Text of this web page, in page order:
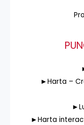
►Harta –
►Harta